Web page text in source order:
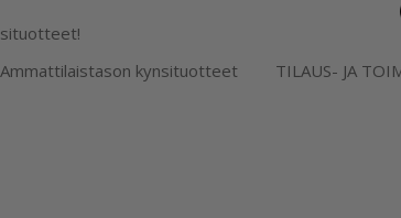
Ammattilaistason kynsituotteet TILAUS- JA